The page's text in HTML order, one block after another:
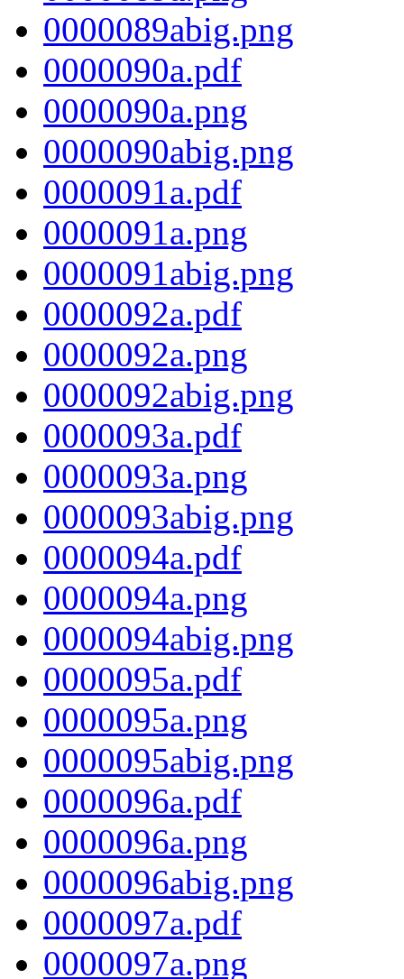
0000089abig.png
0000090a.pdf
0000090a.png
0000090abig.png
0000091a.pdf
0000091a.png
0000091abig.png
0000092a.pdf
0000092a.png
0000092abig.png
0000093a.pdf
0000093a.png
0000093abig.png
0000094a.pdf
0000094a.png
0000094abig.png
0000095a.pdf
0000095a.png
0000095abig.png
0000096a.pdf
0000096a.png
0000096abig.png
0000097a.pdf
0000097a.png